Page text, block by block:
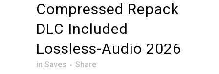
Compressed Repack
DLC Included
Lossless-Audio 2026
in Saves Share